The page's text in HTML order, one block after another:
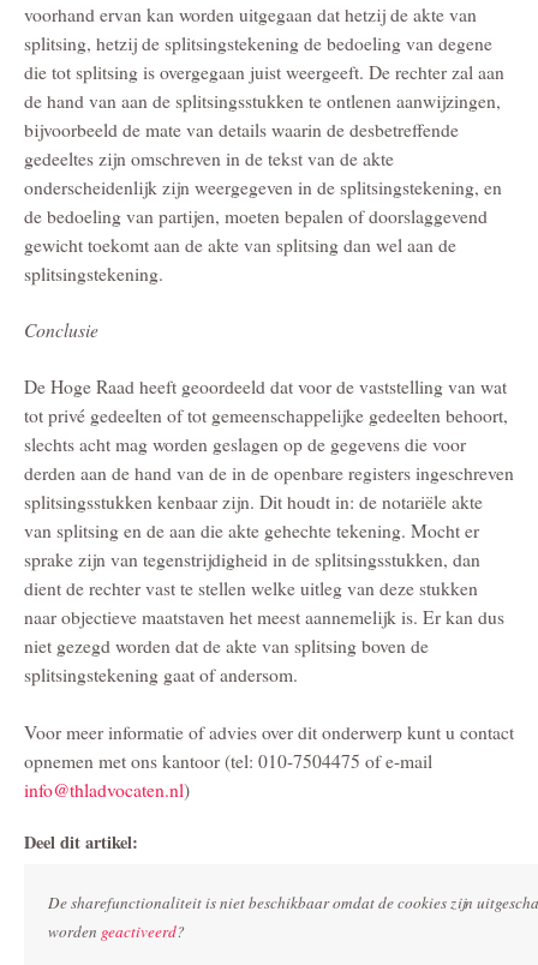
voorhand ervan kan worden uitgegaan dat hetzij de akte van
splitsing, hetzij de splitsingstekening de bedoeling van degene
die tot splitsing is overgegaan juist weergeeft. De rechter zal aan
de hand van aan de splitsingsstukken te ontlenen aanwijzingen,
bijvoorbeeld de mate van details waarin de desbetreffende
gedeeltes zijn omschreven in de tekst van de akte
onderscheidenlijk zijn weergegeven in de splitsingstekening, en
de bedoeling van partijen, moeten bepalen of doorslaggevend
gewicht toekomt aan de akte van splitsing dan wel aan de
splitsingstekening.
Conclusie
De Hoge Raad heeft geoordeeld dat voor de vaststelling van wat
tot privé gedeelten of tot gemeenschappelijke gedeelten behoort,
slechts acht mag worden geslagen op de gegevens die voor
derden aan de hand van de in de openbare registers ingeschreven
splitsingsstukken kenbaar zijn. Dit houdt in: de notariële akte
van splitsing en de aan die akte gehechte tekening. Mocht er
sprake zijn van tegenstrijdigheid in de splitsingsstukken, dan
dient de rechter vast te stellen welke uitleg van deze stukken
naar objectieve maatstaven het meest aannemelijk is. Er kan dus
niet gezegd worden dat de akte van splitsing boven de
splitsingstekening gaat of andersom.
Voor meer informatie of advies over dit onderwerp kunt u contact
opnemen met ons kantoor (tel: 010-7504475 of e-mail
info@thladvocaten.nl)
Deel dit artikel:
De sharefunctionaliteit is niet beschikbaar omdat de cookies zijn
worden geactiveerd?